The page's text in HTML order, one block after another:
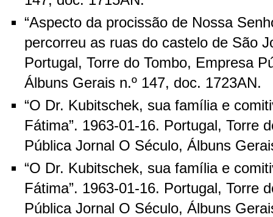
“Aspecto da procissão de Nossa
percorreu as ruas do castelo de São
Portugal, Torre do Tombo, Empresa
Álbuns Gerais n.º 147, doc. 1723AN.
“O Dr. Kubitschek, sua família e
Fátima”. 1963-01-16. Portugal, Torre
Pública Jornal O Século, Álbuns
“O Dr. Kubitschek, sua família e
Fátima”. 1963-01-16. Portugal, Torre
Pública Jornal O Século, Álbuns